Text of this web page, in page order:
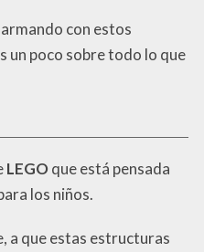
con estos
un poco sobre todo lo que
LEGO que está pensada
los niños.
a que estas estructuras